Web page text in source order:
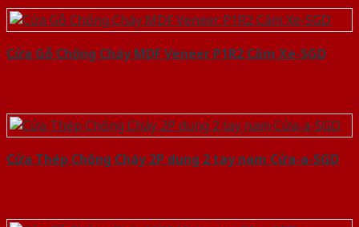
Cửa Gỗ Chống Cháy MDF Veneer P1R2 Căm Xe-SGD
Cửa Thép Chống Cháy 2P dung 2 tay nam Cửa-a-SGD